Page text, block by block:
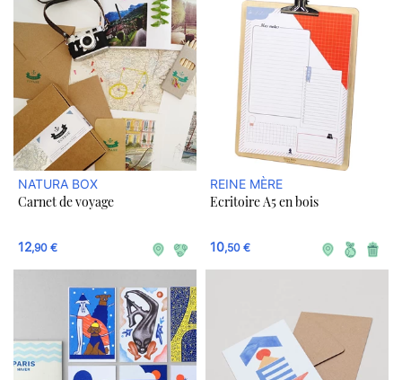
NATURA BOX
Carnet de voyage
12,90 €
REINE MÈRE
Ecritoire A5 en bois
10,50 €